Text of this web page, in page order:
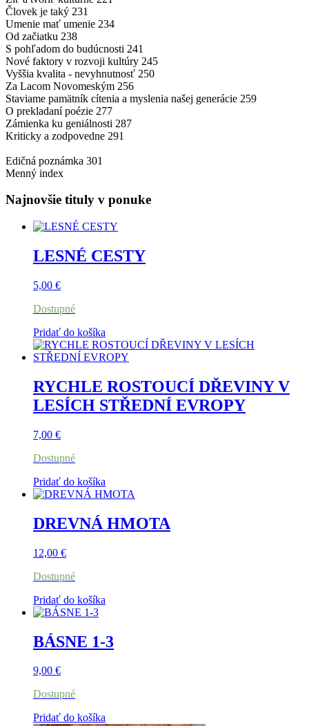
Človek je taký 231
Umenie mať umenie 234
Od začiatku 238
S pohľadom do budúcnosti 241
Nové faktory v rozvoji kultúry 245
Vyššia kvalita - nevyhnutnosť 250
Za Lacom Novomeským 256
Staviame pamätník cítenia a myslenia našej generácie 259
O prekladaní poézie 277
Zámienka ku geniálnosti 287
Kriticky a zodpovedne 291
Edičná poznámka 301
Menný index
Najnovšie tituly v ponuke
LESNÉ CESTY
5,00 €
Dostupné
Pridať do košíka
RYCHLE ROSTOUCÍ DŘEVINY V
LESÍCH STŘEDNÍ EVROPY
7,00 €
Dostupné
Pridať do košíka
DREVNÁ HMOTA
12,00 €
Dostupné
Pridať do košíka
BÁSNE 1-3
9,00 €
Dostupné
Pridať do košíka